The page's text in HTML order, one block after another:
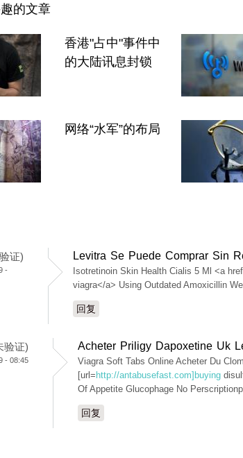
的文章
香港"占中"事件中
的大陆讯息封锁
网络“水军”的布局
证)
-
Levitra Se Puede Comprar Sin
Isotretinoin Skin Health Cialis 5 Ml <a
viagra</a> Using Outdated Amoxicillin
回复
验证)
- 08:45
Acheter Priligy Dapoxetine Uk
Viagra Soft Tabs Online Acheter Du
[url= http://antabusefast.com]buying
Of Appetite Glucophage No
回复